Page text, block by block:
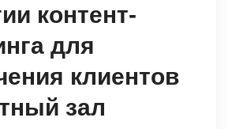
контент-
для
клиентов
зал